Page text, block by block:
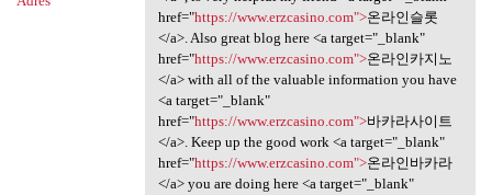
href="https://www.erzcasino.com">온라인슬롯
</a>. Also great blog here <a target="_blank"
href="https://www.erzcasino.com">온라인카지노
</a> with all of the valuable information you have
<a target="_blank"
href="https://www.erzcasino.com">바카라사이트
</a>. Keep up the good work <a target="_blank"
href="https://www.erzcasino.com">온라인바카라
</a> you are doing here <a target="_blank"